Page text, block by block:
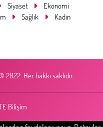
Siyaset
Ekonomi
Sağlık
Kadın
2022. Her hakkı saklıdır.
Bilişim